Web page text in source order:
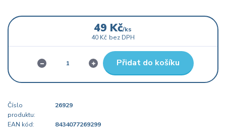
49 Kč/ks
40 Kč bez DPH
Přidat do košíku
Číslo
produktu:
26929
EAN kód:
8434077269299